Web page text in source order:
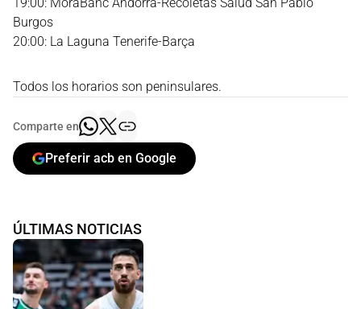
Burgos
20:00: La Laguna Tenerife-Barça
Todos los horarios son peninsulares.
Comparte en
Preferir acb en Google
ÚLTIMAS NOTICIAS